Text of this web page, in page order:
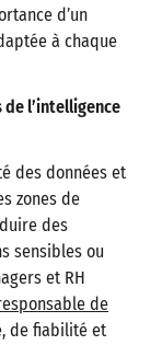
d’un
à chaque
l’intelligence
des données et
zones de
des
sensibles ou
et RH
de
de fiabilité et